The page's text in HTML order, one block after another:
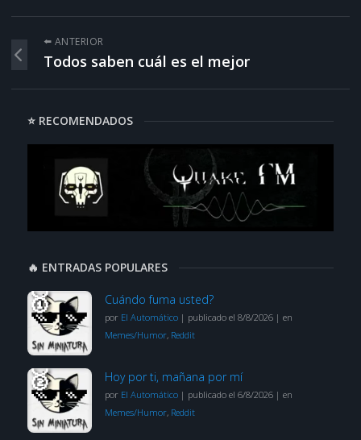
⬅️ ANTERIOR
Todos saben cuál es el mejor
⭐ RECOMENDADOS
🔥 ENTRADAS POPULARES
Cuándo fuma usted?
por El Automático| publicado el 8/8/2026| en
Memes/Humor, Reddit
Hoy por ti, mañana por mí
por El Automático| publicado el 6/8/2026| en
Memes/Humor, Reddit